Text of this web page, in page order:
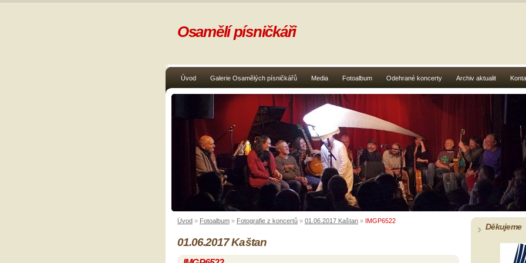
Úvod Galerie Osamělých písničkářů Media Fotoalbum Odehrané koncerty Archiv aktualit
Osamělí písničkáři
Úvod » Fotoalbum » Fotografie z koncertů » 01.06.2017 Kaštan » IMGP6522
01.06.2017 Kaštan
Děkujeme